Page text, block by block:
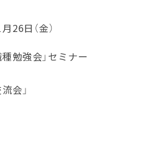
26日（金）
勉強会」セミナー
憩
会」